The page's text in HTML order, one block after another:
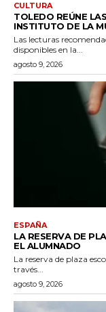
CULTURA
TOLEDO REÚNE
INSTITUTO DE LA
Las lecturas
disponibles en la...
agosto 9, 2026
ESPAÑA
LA RESERVA DE
EL ALUMNADO
La reserva de plaza
través...
agosto 9, 2026